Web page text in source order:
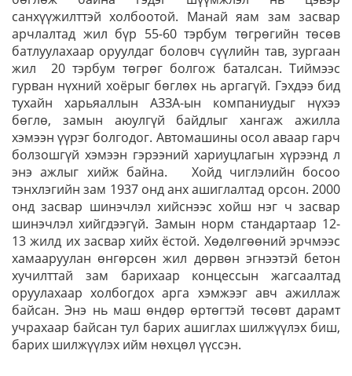
санхүүжилттэй холбоотой. Манай яам зам засвар
арчлалтад жил бүр 55-60 тэрбум төгрөгийн төсөв
батлуулахаар оруулдаг боловч сүүлийн тав, зургаан
жил 20 тэрбум төгрөг болгож баталсан. Тиймээс
гурван нүхний хоёрыг бөглөх нь аргагүй. Гэхдээ бид
тухайн харьяаллын АЗЗА-ын компаниудыг нүхээ
бөглө, замын аюулгүй байдлыг хангаж ажилла
хэмээн үүрэг болгодог. Автомашины осол аваар гарч
болзошгүй хэмээн гэрээний хариуцлагын хүрээнд л
энэ ажлыг хийж байна. Хойд чиглэлийн босоо
тэнхлэгийн зам 1937 онд анх ашиглалтад орсон. 2000
онд засвар шинэчлэл хийснээс хойш нэг ч засвар
шинэчлэл хийгдээгүй. Замын норм стандартаар 12-
13 жилд их засвар хийх ёстой. Хөдөлгөөний эрчмээс
хамааруулан өнгөрсөн жил дөрвөн эгнээтэй бетон
хучилттай зам барихаар концессын жагсаалтад
оруулахаар холбогдох арга хэмжээг авч ажиллаж
байсан. Энэ нь маш өндөр өртөгтэй төсөвт дарамт
учрахаар байсан тул барих ашиглах шилжүүлэх биш,
барих шилжүүлэх ийм нөхцөл үүссэн.